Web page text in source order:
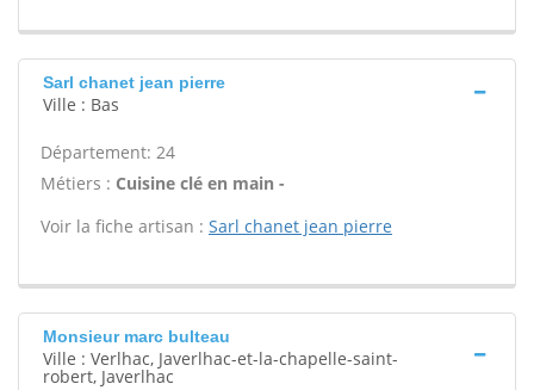
Sarl chanet jean pierre
Ville : Bas
Département: 24
Métiers : Cuisine clé en main -
Voir la fiche artisan : Sarl chanet jean pierre
Monsieur marc bulteau
Ville : Verlhac, Javerlhac-et-la-chapelle-saint-
robert, Javerlhac